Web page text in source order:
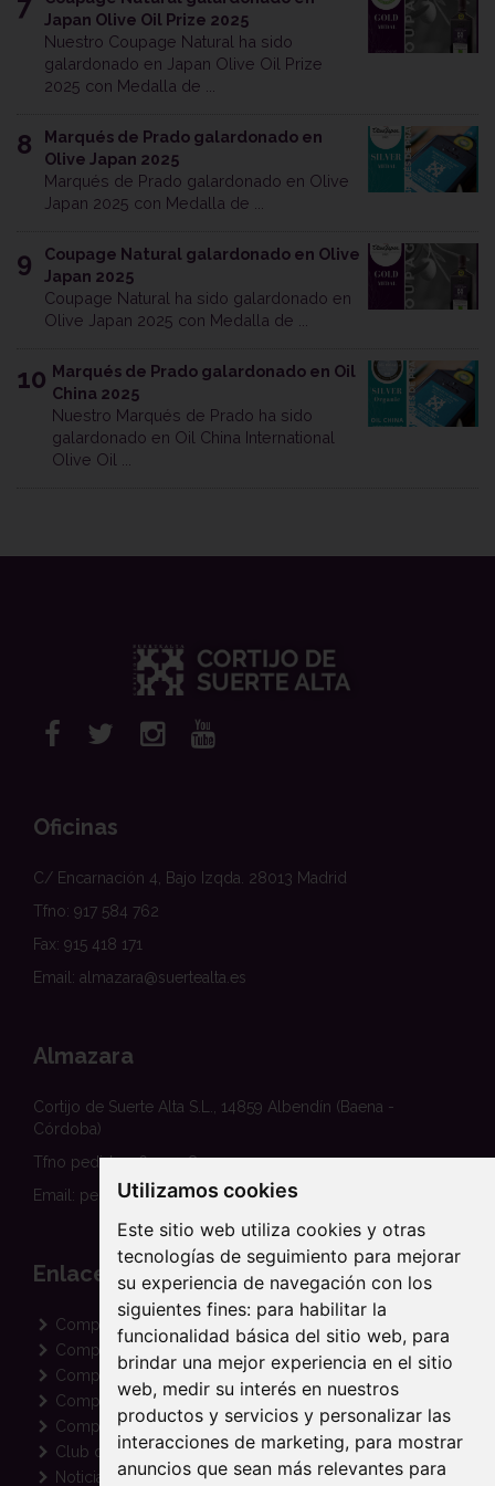
Utilizamos cookies
Este sitio web utiliza cookies y otras
tecnologías de seguimiento para mejorar
su experiencia de navegación con los
siguientes fines: para habilitar la
funcionalidad básica del sitio web, para
brindar una mejor experiencia en el sitio
web, medir su interés en nuestros
productos y servicios y personalizar las
interacciones de marketing, para mostrar
anuncios que sean más relevantes para
Japan Olive Oil Prize 2025
Nuestro Coupage Natural ha sido
galardonado en Japan Olive Oil Prize
2025 con Medalla de ...
8
Marqués de Prado galardonado en
Olive Japan 2025
Marqués de Prado galardonado en Olive
Japan 2025 con Medalla de ...
9
Coupage Natural galardonado en Olive
Japan 2025
Coupage Natural ha sido galardonado en
Olive Japan 2025 con Medalla de ...
10 Marqués de Prado galardonado en Oil
China 2025
Nuestro Marqués de Prado ha sido
galardonado en Oil China International
Olive Oil ...
Oficinas
C/ Encarnación 4, Bajo Izqda. 28013 Madrid
Tfno: 917 584 762
Fax: 915 418 171
Email: almazara@suertealta.es
Almazara
Cortijo de Suerte Alta S.L., 14859 Albendín (Baena -
Córdoba)
Tfno pedidos: 620 458 354
Email: pedidos@suertealta.es
Enlaces
Comprar Aceite Ecológico
Comprar Aceite Arbequina
Comprar Aceite Picual
Comprar Aceite Coupage
Comprar Aceite para Regalo
Club de amigos
Noticias de Cortijo Suerte Alta